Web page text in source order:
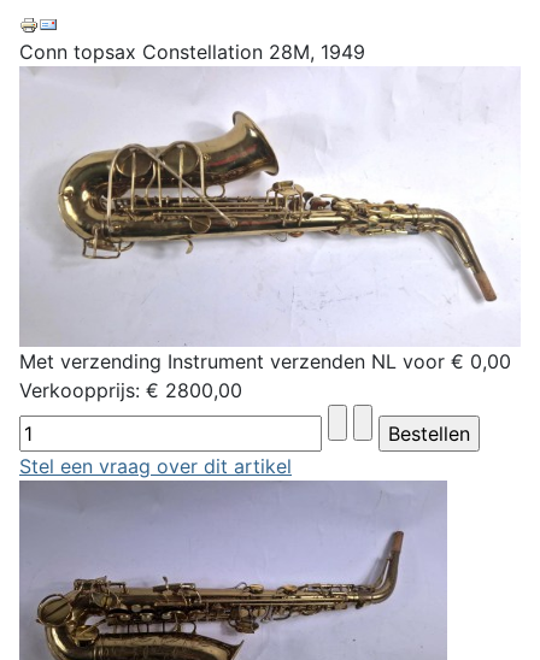
Conn topsax Constellation 28M, 1949
Met verzending Instrument verzenden NL voor € 0,00
Verkoopprijs: € 2800,00
Stel een vraag over dit artikel